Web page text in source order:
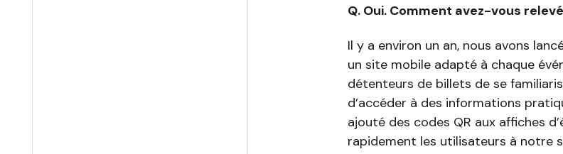
Q. Oui. Comment avez-vous
Il y a environ un an, nous avons
un site mobile adapté à chaque
détenteurs de billets de se
d’accéder à des informations
ajouté des codes QR aux affiches
rapidement les utilisateurs à notre